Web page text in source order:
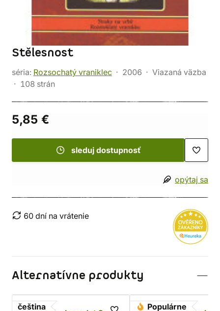
Stělesnost
séria: Rozsochatý vraniklec 2006
Viazaná väzba
108 strán
5,85 €
sleduj dostupnosť
opýtaj sa
60 dní na vrátenie
Alternatívne produkty
čeština
Populárne